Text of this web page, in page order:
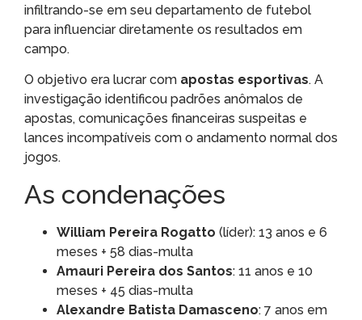
infiltrando-se em seu departamento de futebol
para influenciar diretamente os resultados em
campo.
O objetivo era lucrar com apostas esportivas. A
investigação identificou padrões anômalos de
apostas, comunicações financeiras suspeitas e
lances incompatíveis com o andamento normal dos
jogos.
As condenações
William Pereira Rogatto (líder): 13 anos e 6
meses + 58 dias-multa
Amauri Pereira dos Santos: 11 anos e 10
meses + 45 dias-multa
Alexandre Batista Damasceno: 7 anos em